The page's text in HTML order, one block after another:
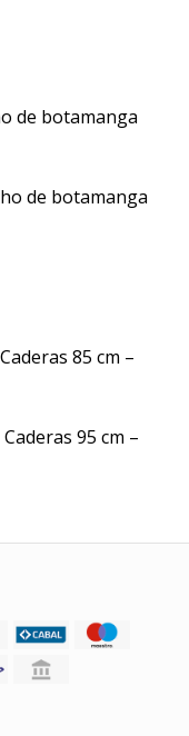
de botamanga
de botamanga
85 cm –
95 cm –